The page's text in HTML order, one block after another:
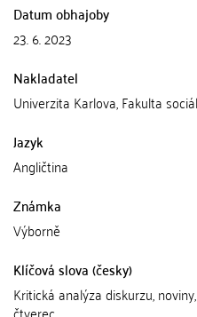
Datum obhajoby
23. 6. 2023
Nakladatel
Univerzita Karlova, Fakulta
Jazyk
Angličtina
Známka
Výborně
Klíčová slova (česky)
Kritická analýza diskurzu,